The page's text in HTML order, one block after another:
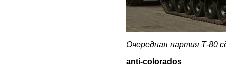
Очередная партия Т-80
anti-colorados